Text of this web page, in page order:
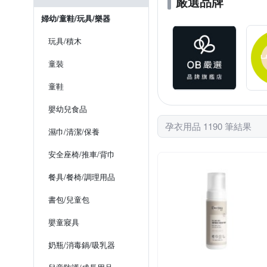
婦幼/童鞋/玩具/樂器
玩具/積木
童裝
童鞋
嬰幼兒食品
濕巾/清潔/保養
安全座椅/推車/背巾
餐具/餐椅/調理用品
書包/兒童包
嬰童寢具
奶瓶/消毒鍋/吸乳器
孕衣用品 1190 筆結果